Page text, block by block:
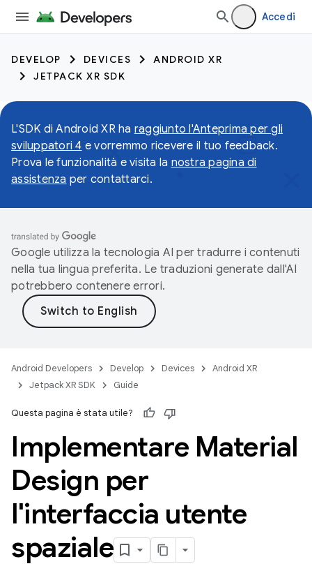
Accedi
DEVELOP DEVICES
ANDROID XR
JETPACK XR SDK
L'SDK di Android XR ha raggiunto l'Anteprima per gli
sviluppatori 4 e vorremmo ricevere il tuo feedback.
Prova le funzionalità e visita la nostra pagina di
assistenza per contattarci.
Google utilizza la tecnologia AI per tradurre i contenuti
nella tua lingua preferita. Le traduzioni generate dall'AI
potrebbero contenere errori.
Android Developers Develop Devices
Android XR
Jetpack XR SDK
Guide
Questa pagina è stata utile?
Implementare Material
Design per
l'interfaccia utente
spaziale